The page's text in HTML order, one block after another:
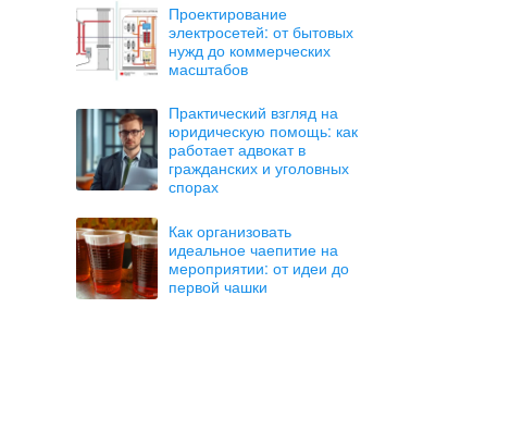
Проектирование
электросетей: от бытовых
нужд до коммерческих
масштабов
Практический взгляд на
юридическую помощь: как
работает адвокат в
гражданских и уголовных
спорах
Как организовать
идеальное чаепитие на
мероприятии: от идеи до
первой чашки